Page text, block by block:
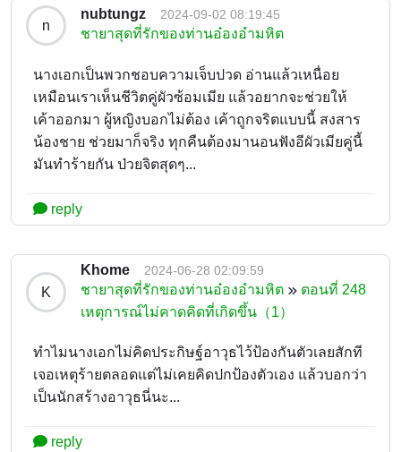
n
nubtungz 2024-09-02 08:19:45
ชายาสุดที่รักของท่านอ๋องอำมหิต
นางเอกเป็นพวกชอบความเจ็บปวด อ่านแล้วเหนื่อย
เหมือนเราเห็นชีวิตคู่ผัวซ้อมเมีย แล้วอยากจะช่วยให้
เค้าออกมา ผู้หญิงบอกไม่ต้อง เค้าถูกจริตแบบนี้ สงสาร
น้องชาย ช่วยมาก็จริง ทุกคืนต้องมานอนฟังอีผัวเมียคู่นี้
มันทำร้ายกัน ป่วยจิตสุดๆ...
reply
K
Khome 2024-06-28 02:09:59
ชายาสุดที่รักของท่านอ๋องอำมหิต
ตอนที่ 248
เหตุการณ์ไม่คาดคิดที่เกิดขึ้น（1）
ทำไมนางเอกไม่คิดประกิษฐ์อาวุธไว้ป้องกันตัวเลยสักที
เจอเหตุร้ายตลอดแต่ไม่เคยคิดปกป้องตัวเอง แล้วบอกว่า
เป็นนักสร้างอาวุธนี่นะ...
reply